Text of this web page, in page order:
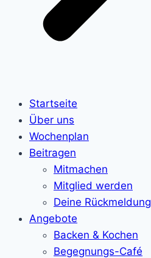
Startseite
Über uns
Wochenplan
Beitragen
Mitmachen
Mitglied werden
Deine Rückmeldung
Angebote
Backen & Kochen
Begegnungs-Café